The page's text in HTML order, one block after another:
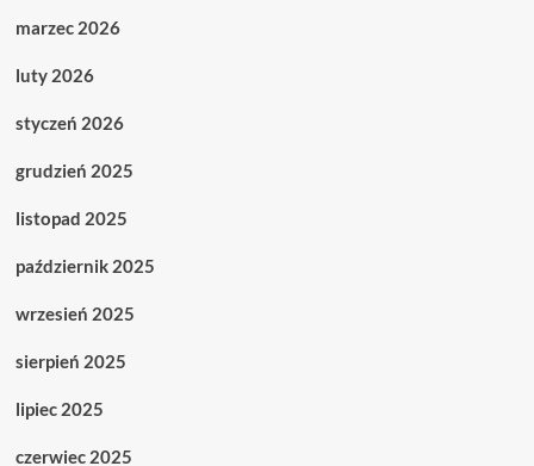
marzec 2026
luty 2026
styczeń 2026
grudzień 2025
listopad 2025
październik 2025
wrzesień 2025
sierpień 2025
lipiec 2025
czerwiec 2025